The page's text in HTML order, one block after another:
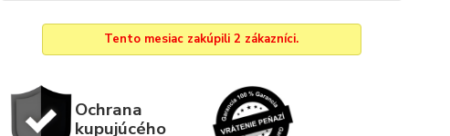
Tento mesiac zakúpili 2 zákazníci.
Ochrana
kupujúcého